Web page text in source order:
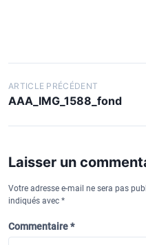
N
a
v
i
g
a
i
ARTICLE PRÉCÉDENT
AAA_IMG_1588_fond
Laisser un
Votre adresse e-mail ne sera pas
indiqués avec *
Commentaire*